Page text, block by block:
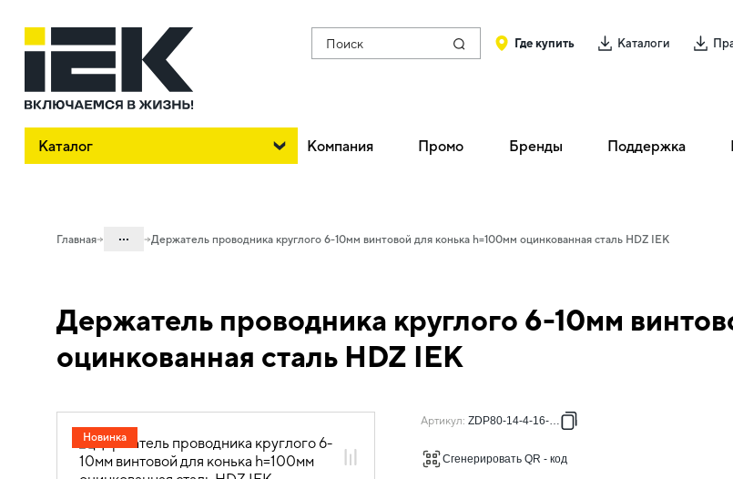
Поиск Где купить Каталоги
Каталог Компания Промо Бренды Поддержка
Главная ...
05.08 Молниезащита и заземление
05.08.01 Пассивная молниезащита и
05.08.01.01 Держатели
Держатель проводника круглого 6-10мм винтовой для конька h=100мм оцинкованная сталь HDZ IEK
Держатель проводника круглого 6-10мм
оцинкованная сталь HDZ IEK
Новинка
Артикул: ZDP80-14-4-16-100
Сгенерировать QR - код